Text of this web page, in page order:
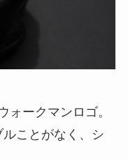
ォークマンロゴ。
ことがなく、シ